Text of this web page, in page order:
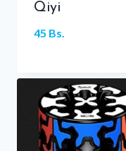
Qiyi
45 Bs.